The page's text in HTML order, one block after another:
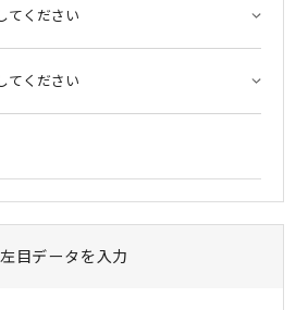
左目データを入力